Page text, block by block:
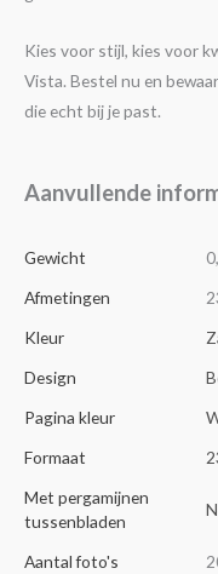
Kies voor stijl, kies voor
Vista. Bestel nu en
die echt bij je past.
Aanvullende
Gewicht
Afmetingen
Kleur
Design
Pagina kleur
Formaat
Met pergamijnen
tussenbladen
Aantal foto's